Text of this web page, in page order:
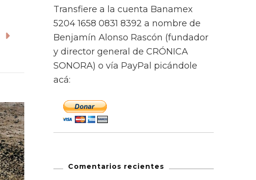
Transfiere a la cuenta Banamex
5204 1658 0831 8392 a nombre de
Benjamín Alonso Rascón (fundador
y director general de CRÓNICA
SONORA) o vía PayPal picándole
acá:
Comentarios recientes